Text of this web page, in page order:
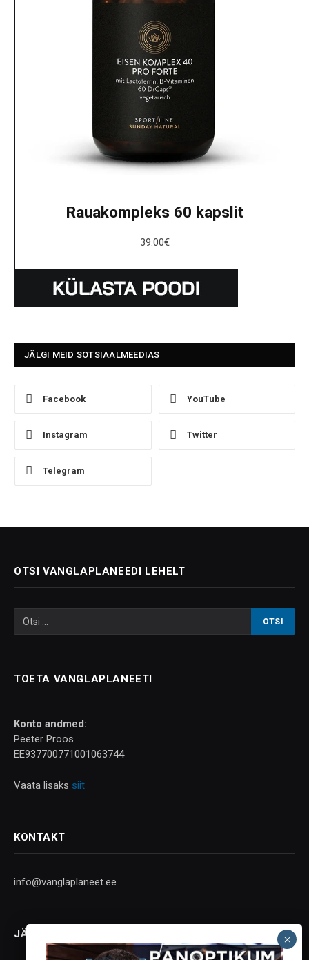
Rauakompleks 60 kapslit
39.00€
JÄLGI MEID SOTSIAALMEEDIAS
Facebook YouTube
Instagram Twitter
Telegram
OTSI VANGLAPLANEEDI LEHELT
TOETA VANGLAPLANEETI
Konto andmed:
Peeter Proos
EE937700771001063744
Vaata lisaks siit
KONTAKT
info@vanglaplaneet.ee
JÄLGI SOTSIAALMEEDIAS